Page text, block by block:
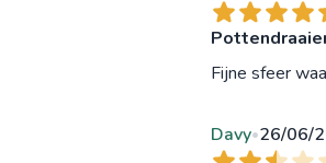
Fijne sfeer
Davy•26/06/